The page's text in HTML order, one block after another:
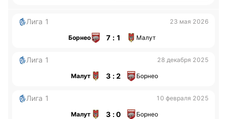
Лига 1 23 мая 2026
Борнео 7 : 1 Малут
Лига 1 28 декабря 2025
Малут 3 : 2 Борнео
Лига 1 10 февраля 2025
Малут 3 : 0 Борнео